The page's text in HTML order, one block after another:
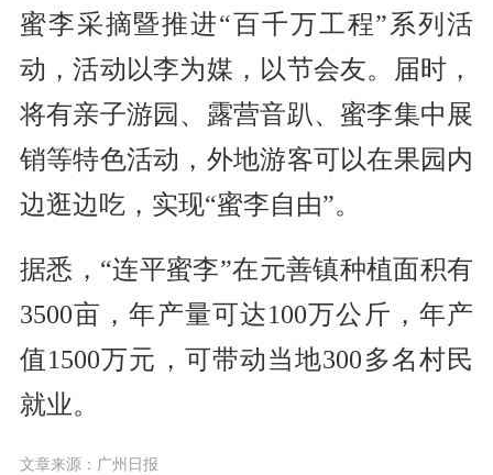
蜜李采摘暨推进“百千万工程”系列活
动，活动以李为媒，以节会友。届时，
将有亲子游园、露营音趴、蜜李集中展
销等特色活动，外地游客可以在果园内
边逛边吃，实现“蜜李自由”。
据悉，“连平蜜李”在元善镇种植面积有
3500亩，年产量可达100万公斤，年产
值1500万元，可带动当地300多名村民
就业。
文章来源：广州日报